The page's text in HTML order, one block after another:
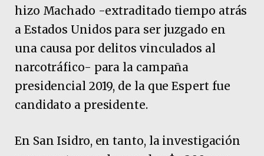
hizo Machado -extraditado tiempo atrás
a Estados Unidos para ser juzgado en
una causa por delitos vinculados al
narcotráfico- para la campaña
presidencial 2019, de la que Espert fue
candidato a presidente.
En San Isidro, en tanto, la investigación